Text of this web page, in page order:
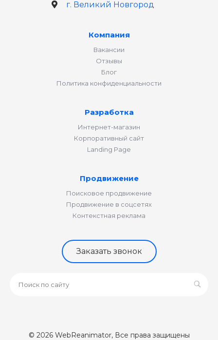
г. Великий Новгород
Компания
Вакансии
Отзывы
Блог
Политика конфиденциальности
Разработка
Интернет-магазин
Корпоративный сайт
Landing Page
Продвижение
Поисковое продвижение
Продвижение в соцсетях
Контекстная реклама
Заказать звонок
© 2026 WebReanimator, Все права защищены